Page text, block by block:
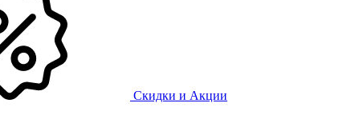
Скидки и Акции